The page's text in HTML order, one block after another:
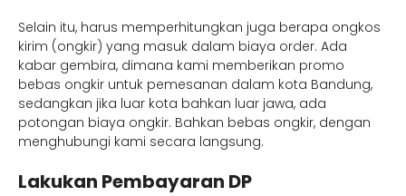
Selain itu, harus memperhitungkan juga berapa ongkos
kirim (ongkir) yang masuk dalam biaya order. Ada
kabar gembira, dimana kami memberikan promo
bebas ongkir untuk pemesanan dalam kota Bandung,
sedangkan jika luar kota bahkan luar jawa, ada
potongan biaya ongkir. Bahkan bebas ongkir, dengan
menghubungi kami secara langsung.
Lakukan Pembayaran DP